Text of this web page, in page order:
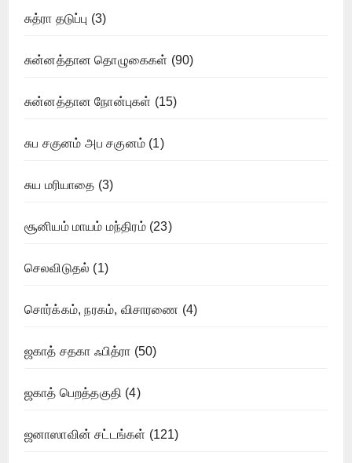
சுத்ரா தடுப்பு (3)
சுன்னத்தான தொழுகைகள் (90)
சுன்னத்தான நோன்புகள் (15)
சுப சகுனம் அப சகுனம் (1)
சுய மரியாதை (3)
சூனியம் மாயம் மந்திரம்(23)
செலவிடுதல் (1)
சொர்க்கம், நரகம், விசாரணை (4)
ஜகாத் சதகா ஃபித்ரா (50)
ஜகாத் பெறத்தகுதி (4)
ஜனாஸாவின் சட்டங்கள் (121)